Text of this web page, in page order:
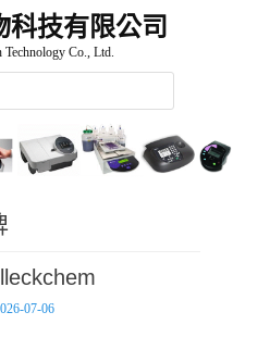
科技有限公司
Co., Ltd.
07-06